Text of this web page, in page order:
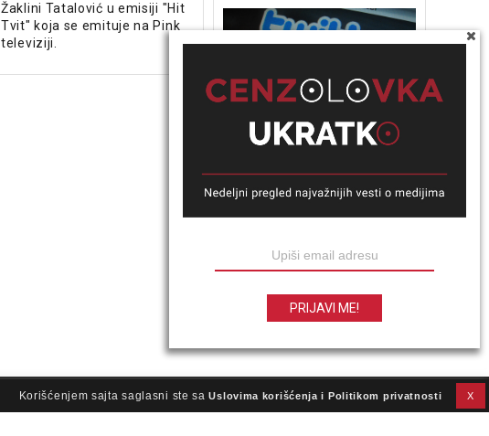
Žaklini Tatalović u emisiji "Hit
Tvit" koja se emituje na Pink
televiziji.
Premijer Slovenije Janez
Janša je na ponovljenom
suđenju proglašen krivim
slovenačkog javnog servisa,
jer ih je u objavi na Tviteru
prostituisanje.
Korišćenjem sajta saglasni ste saUslovima korišćenja i Politikom privatnosti X